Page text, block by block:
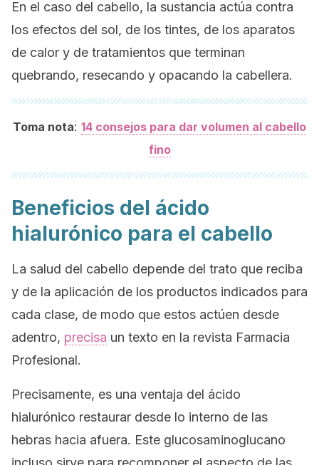
En el caso del cabello, la sustancia actúa contra
los efectos del sol, de los tintes, de los aparatos
de calor y de tratamientos que terminan
quebrando, resecando y opacando la cabellera.
Toma nota: 14 consejos para dar volumen al cabello
fino
Beneficios del ácido
hialurónico para el cabello
La salud del cabello depende del trato que reciba
y de la aplicación de los productos indicados para
cada clase, de modo que estos actúen desde
adentro, precisa un texto en la revista Farmacia
Profesional.
Precisamente, es una ventaja del ácido
hialurónico restaurar desde lo interno de las
hebras hacia afuera. Este glucosaminoglucano